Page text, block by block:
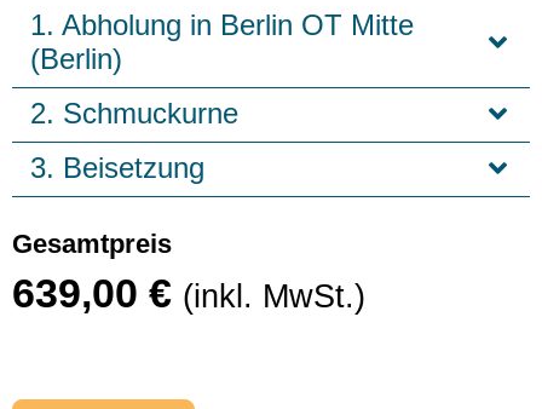
1. Abholung in Berlin OT Mitte
(Berlin)
2. Schmuckurne
3. Beisetzung
Gesamtpreis
639,00 € (inkl. MwSt.)